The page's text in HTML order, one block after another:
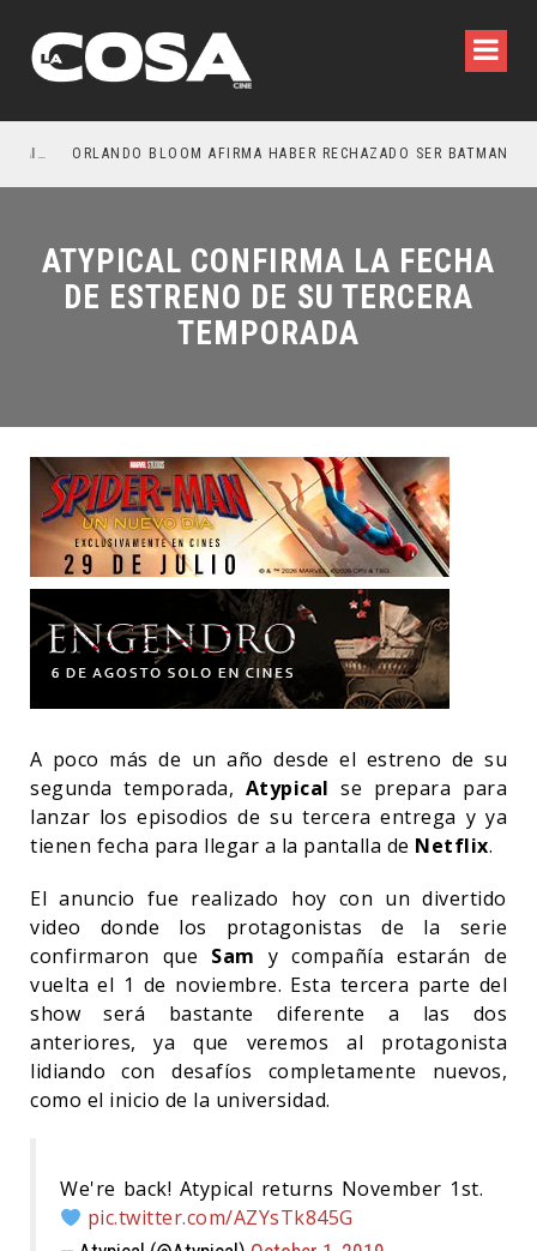
ORLANDO BLOOM AFIRMA HABER RECHAZADO SER BATMAN
ATYPICAL CONFIRMA LA FECHA
DE ESTRENO DE SU TERCERA
TEMPORADA
A poco más de un año desde el estreno de su
segunda temporada, Atypical se prepara para
lanzar los episodios de su tercera entrega y ya
tienen fecha para llegar a la pantalla de Netflix.
El anuncio fue realizado hoy con un divertido
video donde los protagonistas de la serie
confirmaron que Sam y compañía estarán de
vuelta el 1 de noviembre. Esta tercera parte del
show será bastante diferente a las dos
anteriores, ya que veremos al protagonista
lidiando con desafíos completamente nuevos,
como el inicio de la universidad.
We're back! Atypical returns November 1st.
pic.twitter.com/AZYsTk845G